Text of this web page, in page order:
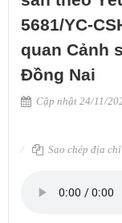
5681/YC-
quan Cảnh
Đồng Nai
Cập nhật 24/11/
Sao chép địa